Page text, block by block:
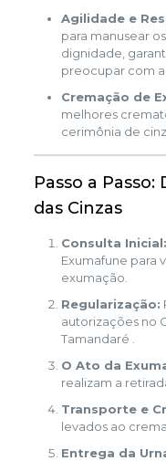
Agilidade e
para manusear
dignidade,
preocupar com a
Cremação de
melhores
cerimônia de
Passo a
das Cinzas
Consulta Inicial:
Exumafune para
exumação.
Regularização:
autorizações no
Tamandaré .
O Ato da
realizam a
Transporte e
levados ao
Entrega da